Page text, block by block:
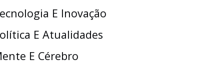
E Inovação
E Atualidades
E Cérebro